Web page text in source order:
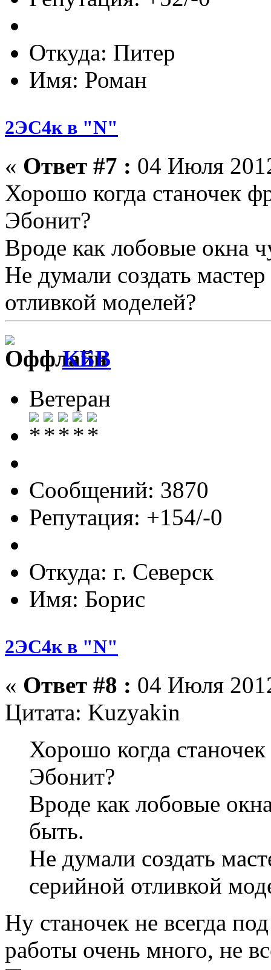
Откуда: Питер
Имя: Роман
2ЭС4к в "N"
« Ответ #7 : 04 Июля
Хорошо когда станочек
Эбонит?
Вроде как лобовые окна
Не думали создать
отливкой моделей?
КБВ
Ветеран
Сообщений: 3870
Репутация: +154/-0
Откуда: г. Северск
Имя: Борис
2ЭС4к в "N"
« Ответ #8 : 04 Июля
Цитата: Kuzyakin
Хорошо когда
Эбонит?
Вроде как лобовые
быть.
Не думали создать
серийной отливкой
Ну станочек не всегда
работы очень много, не